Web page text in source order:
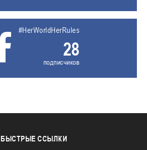
#HerWorldHerRules
28
подписчиков
БЫСТРЫЕ ССЫЛКИ